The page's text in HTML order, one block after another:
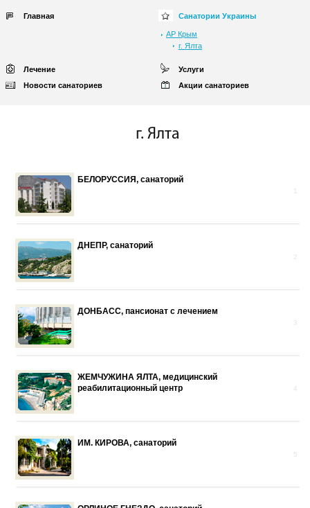
Главная Санатории Украины
АР Крым
г. Ялта
Лечение
Услуги
Новости санаториев
Акции санаториев
г. Ялта
БЕЛОРУССИЯ, санаторий
1
ДНЕПР, санаторий
2
ДОНБАСC, пансионат с лечением
3
ЖЕМЧУЖИНА ЯЛТА, медицинский
реабилитационный центр
4
ИМ. КИРОВА, санаторий
5